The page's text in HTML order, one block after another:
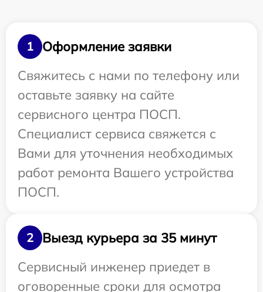
1
Оформление заявки
Свяжитесь с нами по телефону или
оставьте заявку на сайте
сервисного центра ПОСП.
Специалист сервиса свяжется с
Вами для уточнения необходимых
работ ремонта Вашего устройства
ПОСП.
2
Выезд курьера за 35 минут
Сервисный инженер приедет в
оговоренные сроки для осмотра